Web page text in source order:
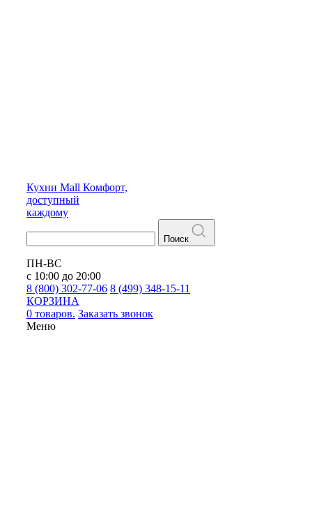
Кухни Mall Комфорт,
доступный
каждому
Поиск
ПН-ВС
с 10:00 до 20:00
8 (800) 302-77-06 8 (499) 348-15-11
КОРЗИНА
0 товаров. Заказать звонок
Меню